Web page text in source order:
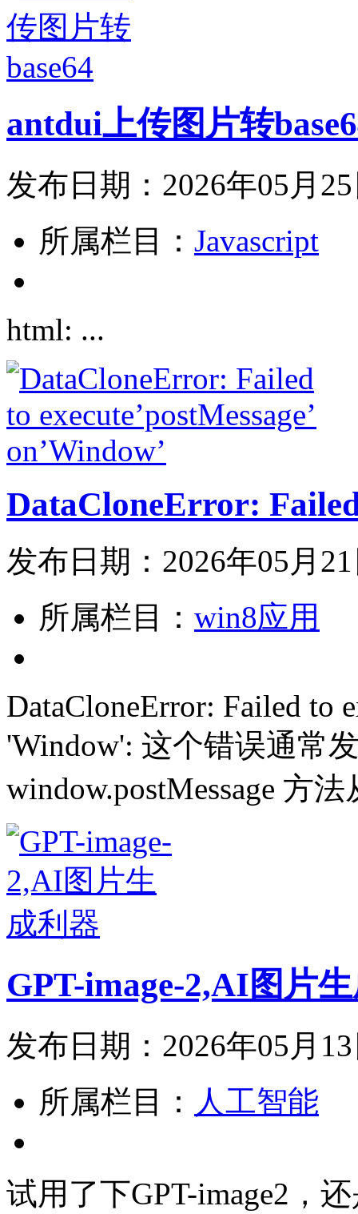
antdui上传图片转
发布日期：2026年05月
所属栏目： Javascript
html: ...
DataCloneError:
发布日期：2026年05月
所属栏目： win8应用
DataCloneError: Failed to
'Window': 这个错误通常
window.postMessage 方
GPT-image-2,AI图片
发布日期：2026年05月
所属栏目： 人工智能
试用了下GPT-image2，